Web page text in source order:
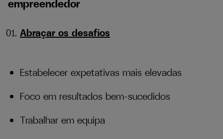
empreendedor
Abraçar os desafios
Estabelecer expetativas mais elevadas
Foco em resultados bem-sucedidos
Trabalhar em equipa